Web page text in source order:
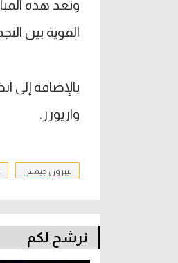
القوية بين
بالإضافة إلى
واريورز.
ليبرون جيمس
نرشح لكم